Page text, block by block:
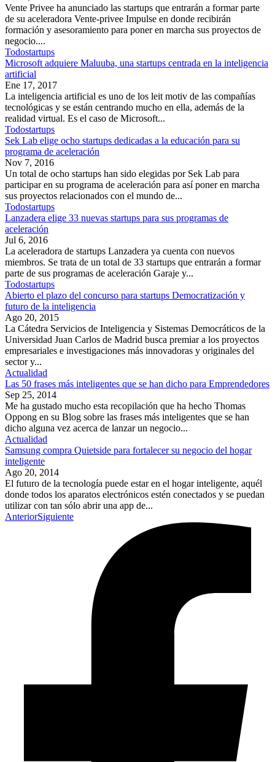
Vente Privee ha anunciado las startups que entrarán a formar parte
de su aceleradora Vente-privee Impulse en donde recibirán
formación y asesoramiento para poner en marcha sus proyectos de
negocio....
Todostartups
Microsoft adquiere Maluuba, una startups centrada en la inteligencia
artificial
Ene 17, 2017
La inteligencia artificial es uno de los leit motiv de las compañías
tecnológicas y se están centrando mucho en ella, además de la
realidad virtual. Es el caso de Microsoft...
Todostartups
Sek Lab elige ocho startups dedicadas a la educación para su
programa de aceleración
Nov 7, 2016
Un total de ocho startups han sido elegidas por Sek Lab para
participar en su programa de aceleración para así poner en marcha
sus proyectos relacionados con el mundo de...
Todostartups
Lanzadera elige 33 nuevas startups para sus programas de
aceleración
Jul 6, 2016
La aceleradora de startups Lanzadera ya cuenta con nuevos
miembros. Se trata de un total de 33 startups que entrarán a formar
parte de sus programas de aceleración Garaje y...
Todostartups
Abierto el plazo del concurso para startups Democratización y
futuro de la inteligencia
Ago 20, 2015
La Cátedra Servicios de Inteligencia y Sistemas Democráticos de la
Universidad Juan Carlos de Madrid busca premiar a los proyectos
empresariales e investigaciones más innovadoras y originales del
sector y...
Actualidad
Las 50 frases más inteligentes que se han dicho para Emprendedores
Sep 25, 2014
Me ha gustado mucho esta recopilación que ha hecho Thomas
Oppong en su Blog sobre las frases más inteligentes que se han
dicho alguna vez acerca de lanzar un negocio...
Actualidad
Samsung compra Quietside para fortalecer su negocio del hogar
inteligente
Ago 20, 2014
El futuro de la tecnología puede estar en el hogar inteligente, aquél
donde todos los aparatos electrónicos estén conectados y se puedan
utilizar con tan sólo abrir una app de...
AnteriorSiguiente